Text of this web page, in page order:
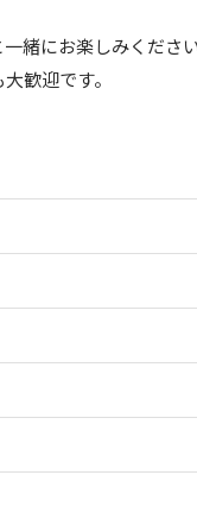
緒にお楽しみくださ
歓迎です。